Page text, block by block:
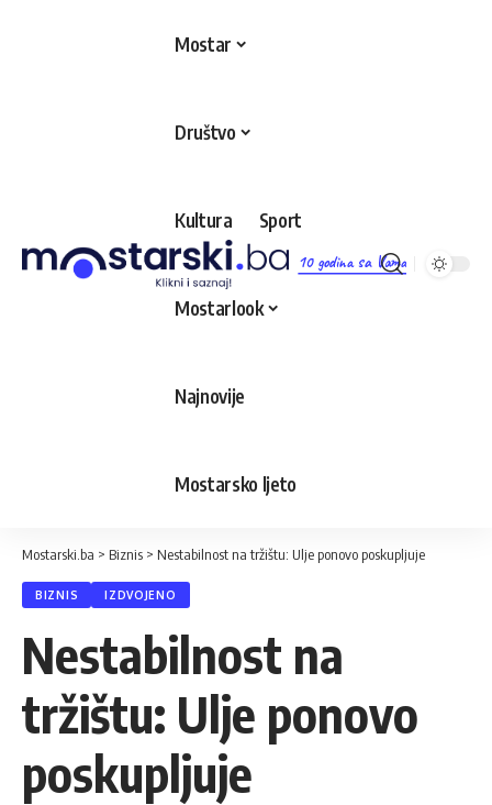
10 godina sa Vama
Mostar
Društvo
Kultura Sport
Mostarlook
Najnovije
Mostarsko ljeto
Mostarski.ba > Biznis > Nestabilnost na tržištu: Ulje ponovo poskupljuje
BIZNIS IZDVOJENO
Nestabilnost na
tržištu: Ulje ponovo
poskupljuje